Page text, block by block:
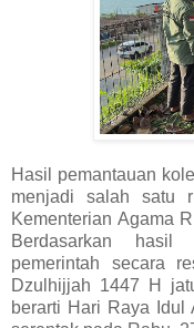
Hasil pemantauan
menjadi salah satu
Kementerian Agama
Berdasarkan
pemerintah secara
Dzulhijjah 1447 H
berarti Hari Raya Idul